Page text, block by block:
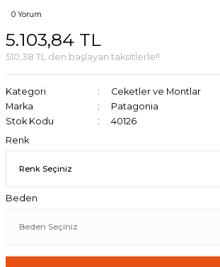
0 Yorum
5.103,84 TL
510,38 TL den başlayan taksitlerle!!
Kategori
Ceketler ve Montlar
Marka
Patagonia
Stok Kodu
40126
Renk
Beden